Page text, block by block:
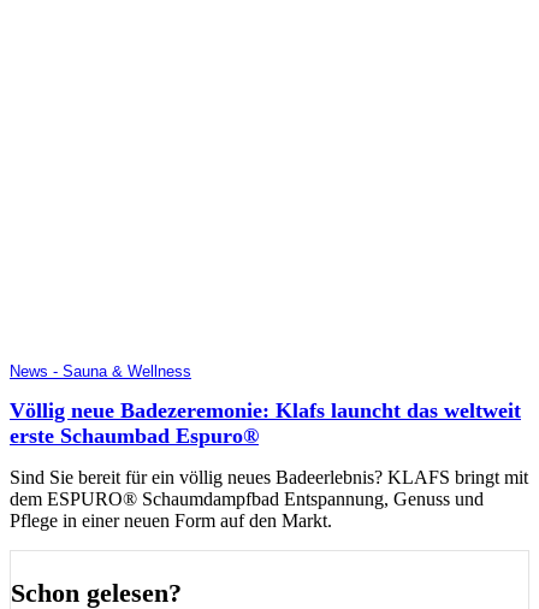
News - Sauna & Wellness
Völlig neue Badezeremonie: Klafs launcht das weltweit
erste Schaumbad Espuro®
Sind Sie bereit für ein völlig neues Badeerlebnis? KLAFS bringt mit
dem ESPURO® Schaumdampfbad Entspannung, Genuss und
Pflege in einer neuen Form auf den Markt.
Schon gelesen?